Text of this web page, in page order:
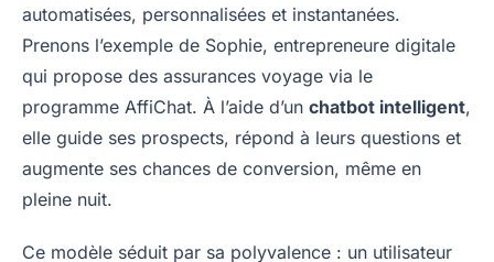
automatisées, personnalisées et instantanées.
Prenons l’exemple de Sophie, entrepreneure digitale
qui propose des assurances voyage via le
programme AffiChat. À l’aide d’un chatbot intelligent,
elle guide ses prospects, répond à leurs questions et
augmente ses chances de conversion, même en
pleine nuit.
Ce modèle séduit par sa polyvalence : un utilisateur